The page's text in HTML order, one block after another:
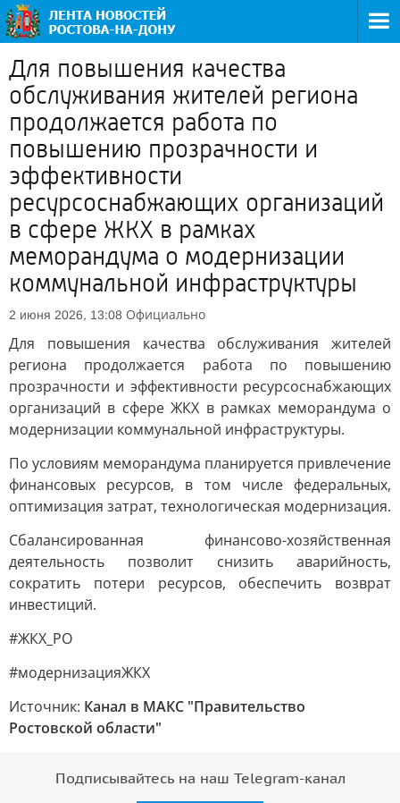
Для повышения качества
обслуживания жителей региона
продолжается работа по
повышению прозрачности и
эффективности
ресурсоснабжающих организаций
в сфере ЖКХ в рамках
меморандума о модернизации
коммунальной инфраструктуры
2 июня 2026, 13:08 Официально
Для повышения качества обслуживания жителей
региона продолжается работа по повышению
прозрачности и эффективности ресурсоснабжающих
организаций в сфере ЖКХ в рамках меморандума о
модернизации коммунальной инфраструктуры.
По условиям меморандума планируется привлечение
финансовых ресурсов, в том числе федеральных,
оптимизация затрат, технологическая модернизация.
Сбалансированная финансово-хозяйственная
деятельность позволит снизить аварийность,
сократить потери ресурсов, обеспечить возврат
инвестиций.
#ЖКХ_РО
#модернизацияЖКХ
Источник: Канал в МАКС "Правительство
Ростовской области"
Подписывайтесь на наш Telegram-канал